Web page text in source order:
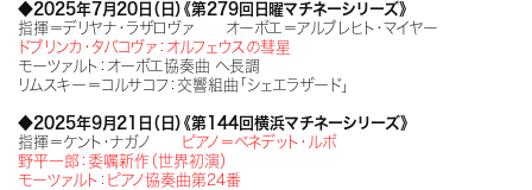
◆2025年7月20日（日）《第279回日曜マチネーシリーズ》
指揮＝デリヤナ・ラザロヴァ オーボエ＝アルブレヒト・マイヤー
ドブリンカ・タバコヴァ：オルフェウスの彗星
モーツァルト：オーボエ協奏曲 ヘ長調
リムスキー＝コルサコフ：交響組曲「シェエラザード」
◆2025年9月21日（日）《第144回横浜マチネーシリーズ》
指揮＝ケント・ナガノ
ピアノ＝ベネデット・ルポ
野平一郎：委嘱新作（世界初演）
モーツァルト：ピアノ協奏曲第24番